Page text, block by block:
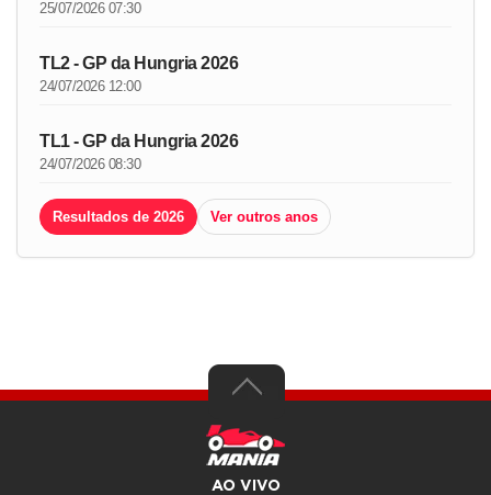
25/07/2026 07:30
TL2 - GP da Hungria 2026
24/07/2026 12:00
TL1 - GP da Hungria 2026
24/07/2026 08:30
Resultados de 2026 Ver outros anos
AO VIVO